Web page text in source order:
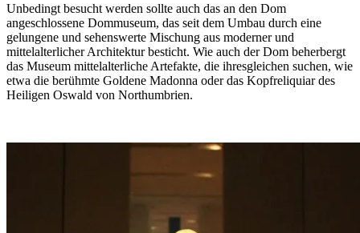
Unbedingt besucht werden sollte auch das an den Dom
angeschlossene Dommuseum, das seit dem Umbau durch eine
gelungene und sehenswerte Mischung aus moderner und
mittelalterlicher Architektur besticht. Wie auch der Dom beherbergt
das Museum mittelalterliche Artefakte, die ihresgleichen suchen, wie
etwa die berühmte Goldene Madonna oder das Kopfreliquiar des
Heiligen Oswald von Northumbrien.